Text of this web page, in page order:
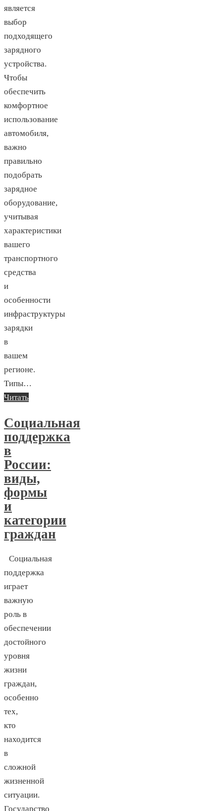
является
выбор
подходящего
зарядного
устройства.
Чтобы
обеспечить
комфортное
использование
автомобиля,
важно
правильно
подобрать
зарядное
оборудование,
учитывая
характеристики
вашего
транспортного
средства
и
особенности
инфраструктуры
зарядки
в
вашем
регионе.
Типы…
Читать
Социальная
поддержка
в
России:
виды,
формы
и
категории
граждан
Социальная
поддержка
играет
важную
роль в
обеспечении
достойного
уровня
жизни
граждан,
особенно
тех,
кто
находится
в
сложной
жизненной
ситуации.
Государство